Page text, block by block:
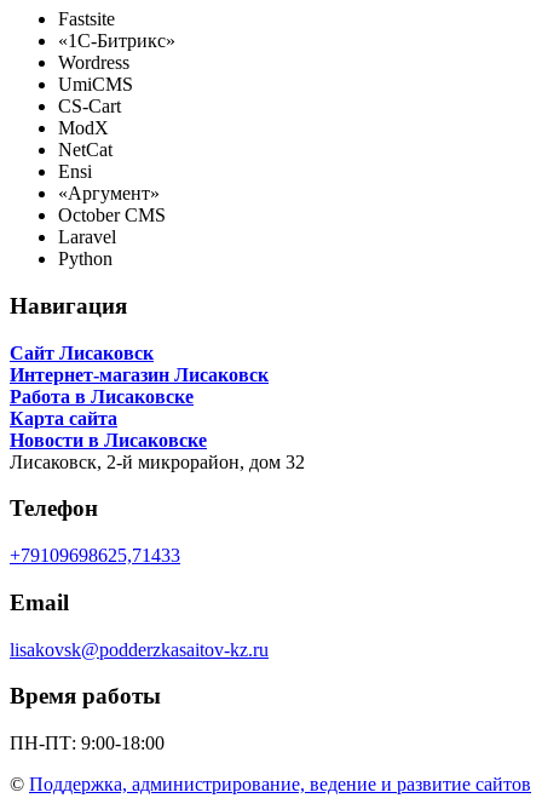
Fastsite
«1C-Битрикс»
Wordress
UmiCMS
CS-Cart
ModX
NetCat
Ensi
«Аргумент»
October CMS
Laravel
Python
Навигация
Сайт Лисаковск
Интернет-магазин Лисаковск
Работа в Лисаковске
Карта сайта
Новости в Лисаковске
Лисаковск, 2-й микрорайон, дом 32
Телефон
+79109698625,71433
Email
lisakovsk@podderzkasaitov-kz.ru
Время работы
ПН-ПТ: 9:00-18:00
© Поддержка, администрирование, ведение и развитие сайтов